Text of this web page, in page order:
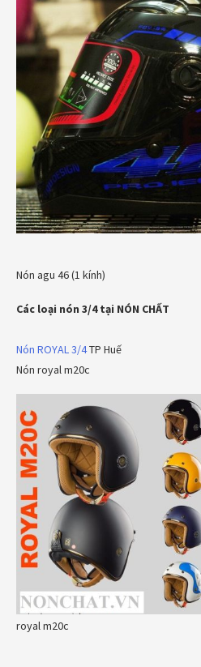
Nón agu 46 (1 kính)
Các loại nón 3/4 tại NÓN CHẤT
Nón ROYAL 3/4TP Huế
Nón royal m20c
royal m20c